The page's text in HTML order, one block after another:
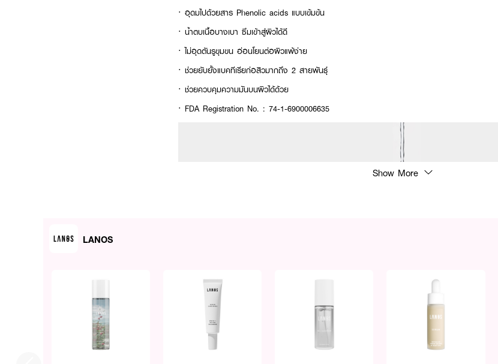
· อุดมไปด้วยสาร Phenolic acids แบบเข้มข้น
· น้ำตบเนื้อบางเบา ซึมเข้าสู่ผิวได้ดี
· ไม่อุดตันรูขุมขน อ่อนโยนต่อผิวแพ้ง่าย
· ช่วยยับยั้งแบคทีเรียก่อสิวมากถึง 2 สายพันธุ์
· ช่วยควบคุมความมันบนผิวได้ด้วย
· FDA Registration No. : 74-1-6900006635
Show More
LANOS